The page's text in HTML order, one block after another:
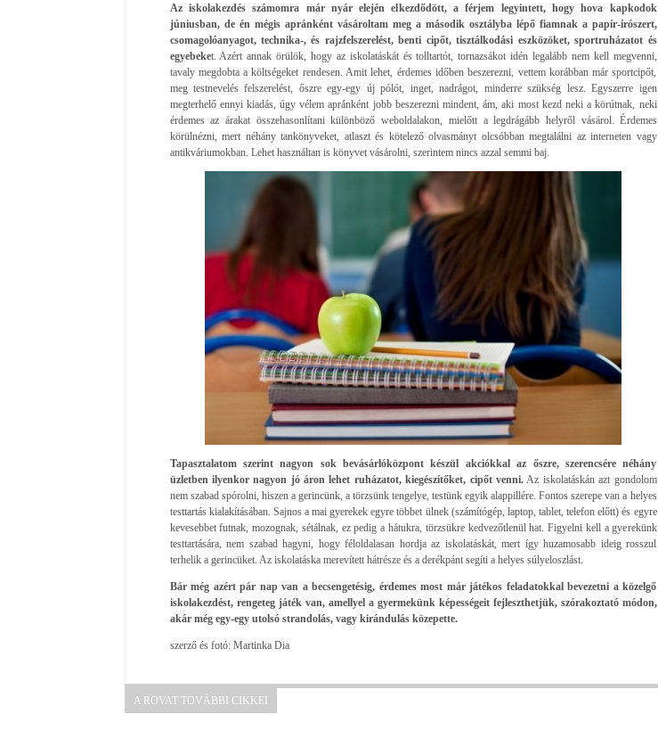
Az iskolakezdés számomra már nyár elején elkezdődött, a férjem legyintett, hogy hova kapkodok
júniusban, de én mégis apránként vásároltam meg a második osztályba lépő fiamnak a papír-írószert,
csomagolóanyagot, technika-, és rajzfelszerelést, benti cipőt, tisztálkodási eszközöket, sportruházatot és
egyebeket. Azért annak örülök, hogy az iskolatáskát és tolltartót, tornazsákot idén legalább nem kell megvenni,
tavaly megdobta a költségeket rendesen. Amit lehet, érdemes időben beszerezni, vettem korábban már sportcipőt,
meg testnevelés felszerelést, őszre egy-egy új pólót, inget, nadrágot, minderre szükség lesz. Egyszerre igen
megterhelő ennyi kiadás, úgy vélem apránként jobb beszerezni mindent, ám, aki most kezd neki a körútnak, neki
érdemes az árakat összehasonlítani különböző weboldalakon, mielőtt a legdrágább helyről vásárol. Érdemes
körülnézni, mert néhány tankönyveket, atlaszt és kötelező olvasmányt olcsóbban megtalálni az interneten vagy
antikváriumokban. Lehet használtan is könyvet vásárolni, szerintem nincs azzal semmi baj.
Tapasztalatom szerint nagyon sok bevásárlóközpont készül akciókkal az őszre, szerencsére néhány
üzletben ilyenkor nagyon jó áron lehet ruházatot, kiegészítőket, cipőt venni.Az iskolatáskán azt gondolom
nem szabad spórolni, hiszen a gerincünk, a törzsünk tengelye, testünk egyik alappillére. Fontos szerepe van a helyes
testtartás kialakításában. Sajnos a mai gyerekek egyre többet ülnek (számítógép, laptop, tablet, telefon előtt) és egyre
kevesebbet futnak, mozognak, sétálnak, ez pedig a hátukra, törzsükre kedvezőtlenül hat. Figyelni kell a gyerekünk
testtartására, nem szabad hagyni, hogy féloldalasan hordja az iskolatáskát, mert így huzamosabb ideig rosszul
terhelik a gerincüket. Az iskolatáska merevített hátrésze és a derékpánt segíti a helyes súlyeloszlást.
Bár még azért pár nap van a becsengetésig, érdemes most már játékos feladatokkal bevezetni a közelgő
iskolakezdést, rengeteg játék van, amellyel a gyermekünk képességeit fejleszthetjük, szórakoztató módon,
akár még egy-egy utolsó strandolás, vagy kirándulás közepette.
szerző és fotó: Martinka Dia
A ROVAT TOVÁBBI CIKKEI